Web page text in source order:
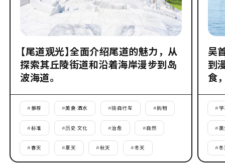
【尾道观光】全面介绍尾道的魅力，从
探索其丘陵街道和沿着海岸漫步到岛
波海道。
#推荐 #美食·酒水 #骑自行车 #购物
#标准 #历史·文化 #治愈 #自然
#春天 #夏天 #秋天 #冬天
吴
到
食
# 学
#美
#冬